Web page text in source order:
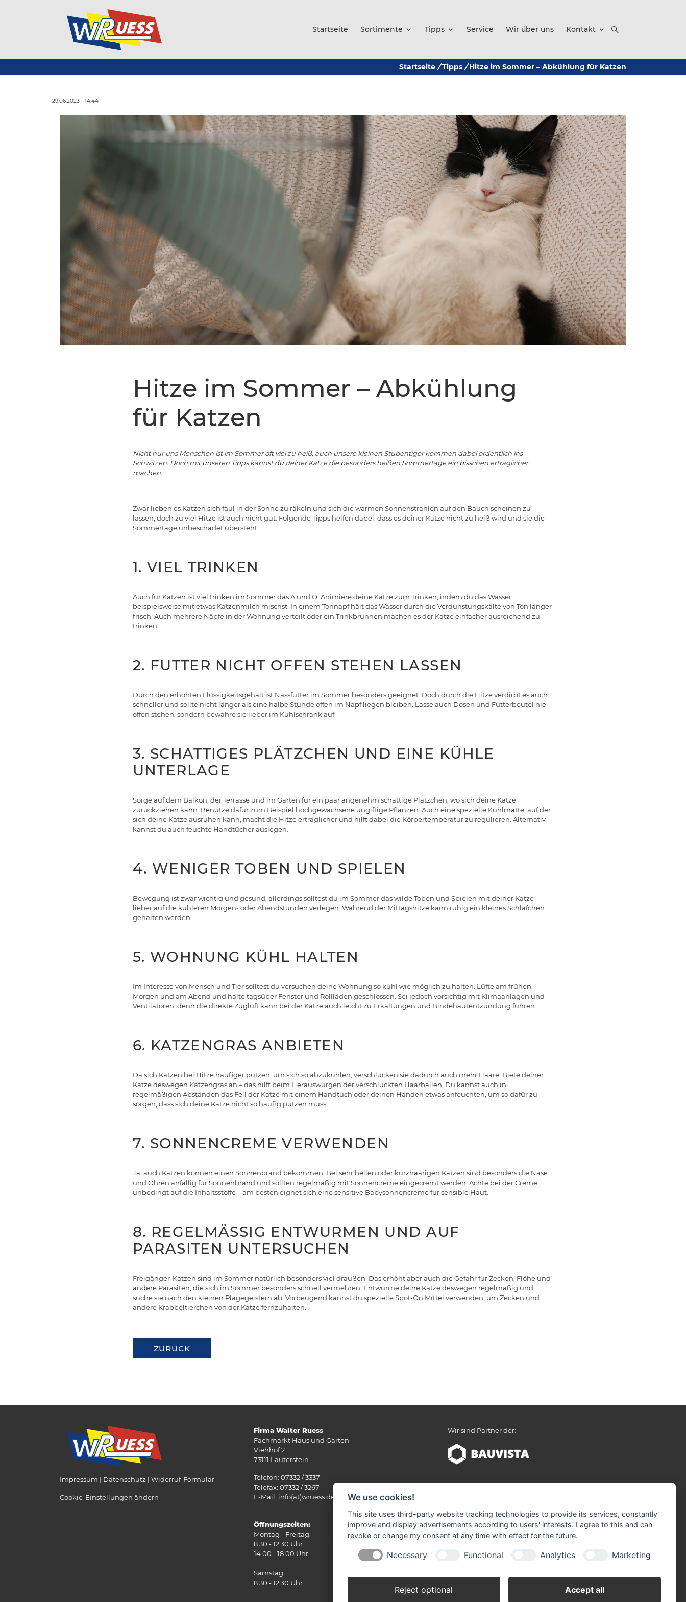
Startseite Sortimente Tipps Service Wir über uns Kontakt
Startseite / Tipps / Hitze im Sommer – Abkühlung für Katzen
29.06.2023 - 14:44
Hitze im Sommer – Abkühlung
für Katzen
Nicht nur uns Menschen ist im Sommer oft viel zu heiß, auch unsere kleinen Stubentiger kommen dabei ordentlich ins
Schwitzen. Doch mit unseren Tipps kannst du deiner Katze die besonders heißen Sommertage ein bisschen erträglicher
machen.
Zwar lieben es Katzen sich faul in der Sonne zu räkeln und sich die warmen Sonnenstrahlen auf den Bauch scheinen zu
lassen, doch zu viel Hitze ist auch nicht gut. Folgende Tipps helfen dabei, dass es deiner Katze nicht zu heiß wird und sie die
Sommertage unbeschadet übersteht.
1. VIEL TRINKEN
Auch für Katzen ist viel trinken im Sommer das A und O. Animiere deine Katze zum Trinken, indem du das Wasser
beispielsweise mit etwas Katzenmilch mischst. In einem Tonnapf hält das Wasser durch die Verdunstungskälte von Ton länger
frisch. Auch mehrere Näpfe in der Wohnung verteilt oder ein Trinkbrunnen machen es der Katze einfacher ausreichend zu
trinken.
2. FUTTER NICHT OFFEN STEHEN LASSEN
Durch den erhöhten Flüssigkeitsgehalt ist Nassfutter im Sommer besonders geeignet. Doch durch die Hitze verdirbt es auch
schneller und sollte nicht länger als eine halbe Stunde offen im Napf liegen bleiben. Lasse auch Dosen und Futterbeutel nie
offen stehen, sondern bewahre sie lieber im Kühlschrank auf.
3. SCHATTIGES PLÄTZCHEN UND EINE KÜHLE
UNTERLAGE
Sorge auf dem Balkon, der Terrasse und im Garten für ein paar angenehm schattige Plätzchen, wo sich deine Katze
zurückziehen kann. Benutze dafür zum Beispiel hochgewachsene ungiftige Pflanzen. Auch eine spezielle Kühlmatte, auf der
sich deine Katze ausruhen kann, macht die Hitze erträglicher und hilft dabei die Körpertemperatur zu regulieren. Alternativ
kannst du auch feuchte Handtücher auslegen.
4. WENIGER TOBEN UND SPIELEN
Bewegung ist zwar wichtig und gesund, allerdings solltest du im Sommer das wilde Toben und Spielen mit deiner Katze
lieber auf die kühleren Morgen- oder Abendstunden verlegen. Während der Mittagshitze kann ruhig ein kleines Schläfchen
gehalten werden.
5. WOHNUNG KÜHL HALTEN
Im Interesse von Mensch und Tier solltest du versuchen deine Wohnung so kühl wie möglich zu halten. Lüfte am frühen
Morgen und am Abend und halte tagsüber Fenster und Rollläden geschlossen. Sei jedoch vorsichtig mit Klimaanlagen und
Ventilatoren, denn die direkte Zugluft kann bei der Katze auch leicht zu Erkältungen und Bindehautentzündung führen.
6. KATZENGRAS ANBIETEN
Da sich Katzen bei Hitze häufiger putzen, um sich so abzukühlen, verschlucken sie dadurch auch mehr Haare. Biete deiner
Katze deswegen Katzengras an – das hilft beim Herauswürgen der verschluckten Haarballen. Du kannst auch in
regelmäßigen Abständen das Fell der Katze mit einem Handtuch oder deinen Händen etwas anfeuchten, um so dafür zu
sorgen, dass sich deine Katze nicht so häufig putzen muss.
7. SONNENCREME VERWENDEN
Ja, auch Katzen können einen Sonnenbrand bekommen. Bei sehr hellen oder kurzhaarigen Katzen sind besonders die Nase
und Ohren anfällig für Sonnenbrand und sollten regelmäßig mit Sonnencreme eingecremt werden. Achte bei der Creme
unbedingt auf die Inhaltsstoffe – am besten eignet sich eine sensitive Babysonnencreme für sensible Haut.
8. REGELMÄSSIG ENTWURMEN UND AUF P
ARASITEN UNTERSUCHEN
Freigänger-Katzen sind im Sommer natürlich besonders viel draußen. Das erhöht aber auch die Gefahr für Zecken, Flöhe und
andere Parasiten, die sich im Sommer besonders schnell vermehren. Entwurme deine Katze deswegen regelmäßig und
suche sie nach den kleinen Plagegeistern ab. Vorbeugend kannst du spezielle Spot-On Mittel verwenden, um Zecken und
andere Krabbeltierchen von der Katze fernzuhalten.
ZURÜCK
Impressum Datenschutz Widerruf-Formular
Cookie-Einstellungen ändern
Firma Walter Ruess
Fachmarkt Haus und Garten
Viehhof 2
73111 Lauterstein
Telefon: 07332 / 3337
Telefax: 07332 / 3267
E-Mail: info(at)wruess.de
Öffnungszeiten:
Montag - Freitag:
8.30 - 12.30 Uhr
14.00 - 18.00 Uhr
Samstag:
8.30 - 12.30 Uhr
Wir sind Partner der:
We use cookies!
This site uses third-party website tracking technologies to provide its services, constantly
improve and display advertisements according to users' interests. I agree to this and can
revoke or change my consent at any time with effect for the future.
Necessary Functional Analytics Marketing
Reject optional Accept all